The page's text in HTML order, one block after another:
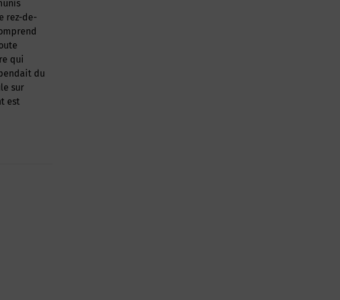
rez-de-
qui
du
sur
est